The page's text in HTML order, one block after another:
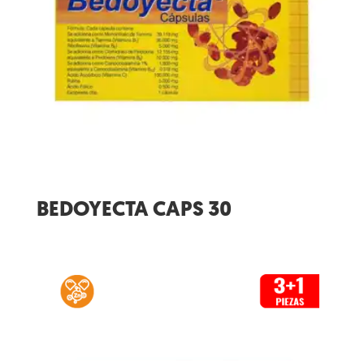
BEDOYECTA CAPS 30